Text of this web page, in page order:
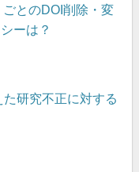
とのDOI削除・変
ーは？
研究不正に対する